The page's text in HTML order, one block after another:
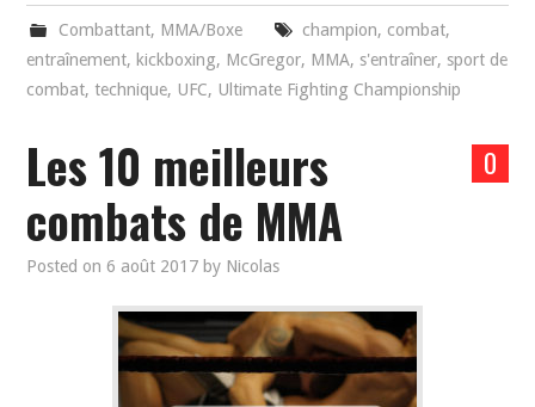
Combattant, MMA/Boxe champion, combat,
entraînement, kickboxing, McGregor, MMA, s'entraîner, sport de
combat, technique, UFC, Ultimate Fighting Championship
0
Les 10 meilleurs
combats de MMA
Posted on6 août 2017 by Nicolas